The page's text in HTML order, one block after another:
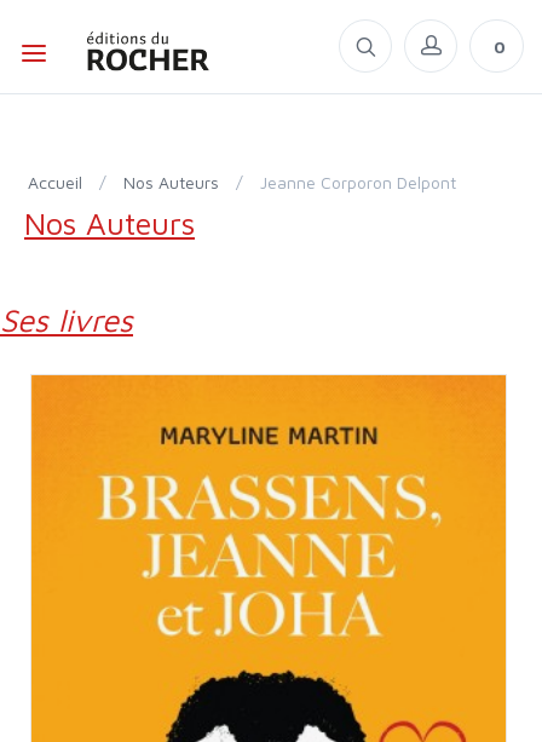
0
Accueil / Nos Auteurs / Jeanne Corporon Delpont
Nos Auteurs
Ses livres